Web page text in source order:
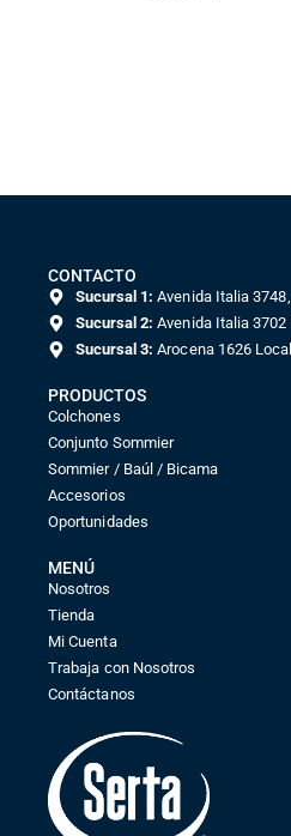
CONTACTO
Sucursal 1: Avenida Italia
Sucursal 2: Avenida Italia 3702
Sucursal 3: Arocena 1626
PRODUCTOS
Colchones
Conjunto Sommier
Sommier / Baúl / Bicama
Accesorios
Oportunidades
MENÚ
Nosotros
Tienda
Mi Cuenta
Trabaja con Nosotros
Contáctanos